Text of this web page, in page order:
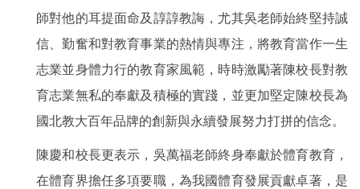
師對他的耳提面命及諄諄教誨，尤其吳老師始終堅持誠
信、勤奮和對教育事業的熱情與專注，將教育當作一生
志業並身體力行的教育家風範，時時激勵著陳校長對教
育志業無私的奉獻及積極的實踐，並更加堅定陳校長為
國北教大百年品牌的創新與永續發展努力打拼的信念。
陳慶和校長更表示，吳萬福老師終身奉獻於體育教育，
在體育界擔任多項要職，為我國體育發展貢獻卓著，是